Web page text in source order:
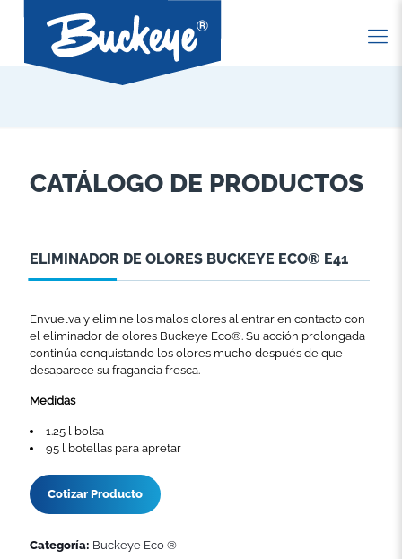
CATÁLOGO DE PRODUCTOS
ELIMINADOR DE OLORES BUCKEYE ECO® E41
Envuelva y elimine los malos olores al entrar en contacto con
el eliminador de olores Buckeye Eco®. Su acción prolongada
continúa conquistando los olores mucho después de que
desaparece su fragancia fresca.
Medidas
1.25 l bolsa
95 l botellas para apretar
Cotizar Producto
Categoría: Buckeye Eco ®